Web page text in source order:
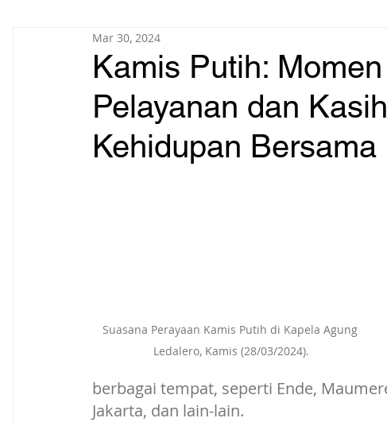
Kamis Putih:
Pelayanan dan
Kehidupan Bersama
Mar 30, 2024
Suasana Perayaan Kamis Putih di Kapela Agung
Ledalero, Kamis (28/03/2024).
berbagai tempat, seperti Ende,
Jakarta, dan lain-lain.